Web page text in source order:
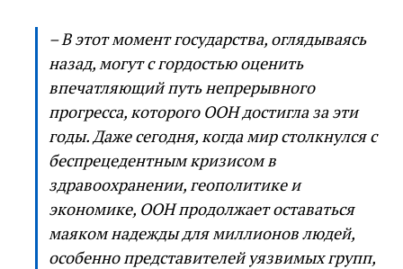
– В этот момент государства, оглядываясь
назад, могут с гордостью оценить
впечатляющий путь непрерывного
прогресса, которого ООН достигла за эти
годы. Даже сегодня, когда мир столкнулся с
беспрецедентным кризисом в
здравоохранении, геополитике и
экономике, ООН продолжает оставаться
маяком надежды для миллионов людей,
особенно представителей уязвимых групп,